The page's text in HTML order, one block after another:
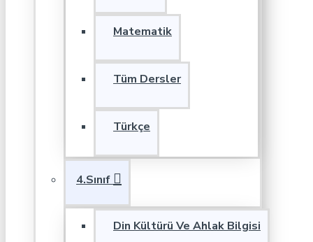
Matematik
Tüm Dersler
Türkçe
4.Sınıf
Din Kültürü Ve Ahlak Bilgisi